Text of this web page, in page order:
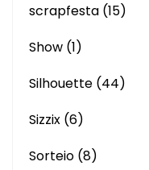
scrapfesta (15)
Show (1)
Silhouette (44)
Sizzix (6)
Sorteio (8)